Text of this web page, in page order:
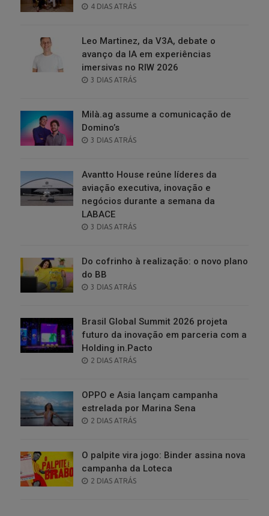
POSTED
4 DIAS ATRÁS
Leo Martinez, da V3A, debate o
avanço da IA em experiências
imersivas no RIW 2026
POSTED
3 DIAS ATRÁS
Milà.ag assume a comunicação de
Domino’s
POSTED
3 DIAS ATRÁS
Avantto House reúne líderes da
aviação executiva, inovação e
negócios durante a semana da
LABACE
POSTED
3 DIAS ATRÁS
Do cofrinho à realização: o novo plano
do BB
POSTED
3 DIAS ATRÁS
Brasil Global Summit 2026 projeta
futuro da inovação em parceria com a
Holding in.Pacto
POSTED
2 DIAS ATRÁS
OPPO e Asia lançam campanha
estrelada por Marina Sena
POSTED
2 DIAS ATRÁS
O palpite vira jogo: Binder assina nova
campanha da Loteca
POSTED
2 DIAS ATRÁS